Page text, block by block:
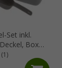
Set inkl.
Box
(1)